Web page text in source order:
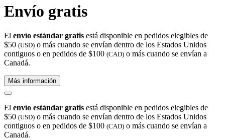
Envío gratis
El envío estándar gratis está disponible en pedidos elegibles de
$50 (USD) o más cuando se envían dentro de los Estados Unidos
contiguos o en pedidos de $100 (CAD) o más cuando se envían a
Canadá.
Más información
El envío estándar gratis está disponible en pedidos elegibles de
$50 (USD) o más cuando se envían dentro de los Estados Unidos
contiguos o en pedidos de $100 (CAD) o más cuando se envían a
Canadá.